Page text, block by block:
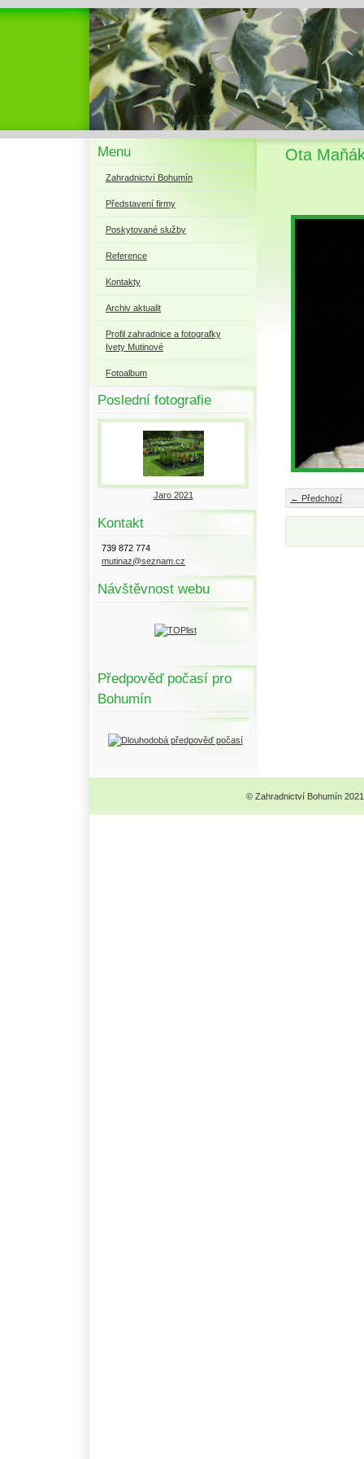
Menu
Zahradnictví Bohumín
Představení firmy
Poskytované služby
Reference
Kontakty
Archiv aktualit
Profil zahradnice a fotografky
Ivety Mutinové
Fotoalbum
Poslední fotografie
Jaro 2021
Kontakt
739 872 774
mutinaz@seznam.cz
Návštěvnost webu
Předpověď počasí pro
Bohumín
Ota
← Předchozí
© Zahradnictví Bohumín